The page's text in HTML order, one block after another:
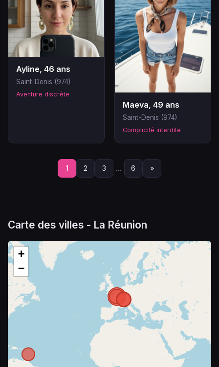
Ayline, 46 ans
Saint-Denis (974)
Aventure discrète
Maeva, 49 ans
Saint-Denis (974)
Complicité interdite
1 2 3 ... 6 »
Carte des villes - La Réunion
+
−